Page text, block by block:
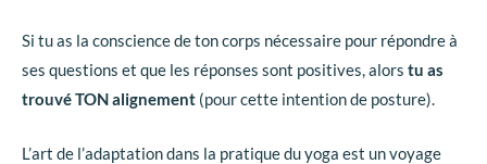
Si tu as la conscience de ton corps nécessaire pour répondre à
ses questions et que les réponses sont positives, alors tu as
trouvé TON alignement (pour cette intention de posture).
L’art de l’adaptation dans la pratique du yoga est un voyage